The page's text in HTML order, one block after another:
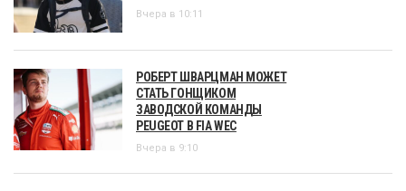
Вчера в 10:11
РОБЕРТ ШВАРЦМАН МОЖЕТ
СТАТЬ ГОНЩИКОМ
ЗАВОДСКОЙ КОМАНДЫ
PEUGEOT В FIA WEC
Вчера в 9:10